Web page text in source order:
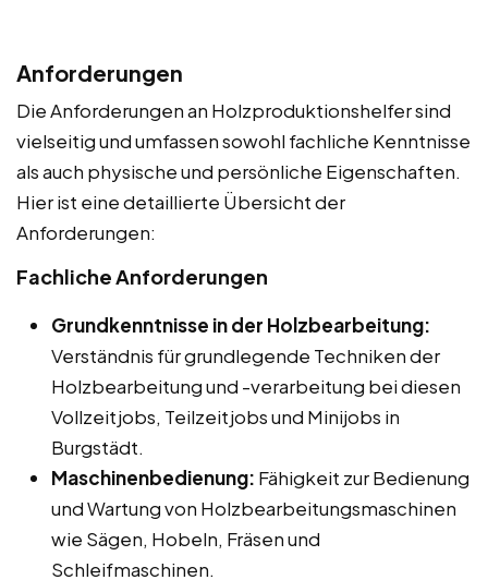
Anforderungen
Die Anforderungen an Holzproduktionshelfer sind
vielseitig und umfassen sowohl fachliche Kenntnisse
als auch physische und persönliche Eigenschaften.
Hier ist eine detaillierte Übersicht der
Anforderungen:
Fachliche Anforderungen
Grundkenntnisse in der Holzbearbeitung:
Verständnis für grundlegende Techniken der
Holzbearbeitung und -verarbeitung bei diesen
Vollzeitjobs, Teilzeitjobs und Minijobs in
Burgstädt.
Maschinenbedienung: Fähigkeit zur Bedienung
und Wartung von Holzbearbeitungsmaschinen
wie Sägen, Hobeln, Fräsen und
Schleifmaschinen.